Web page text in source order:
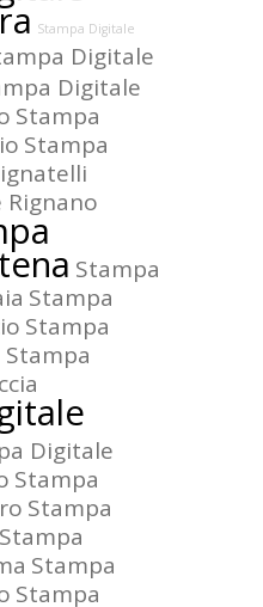
Stampa Digitale
Digitale
Digitale
Stampa
Stampa
Stampa
Stampa
Stampa
Stampa
Digitale
Stampa
Stampa
Stampa
Stampa
Stampa